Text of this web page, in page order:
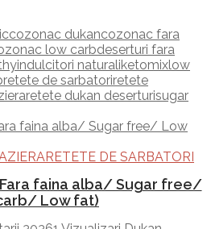
cozonac dukancozonac fara
low carbdeserturi fara
indulcitori naturaliketomixlow
retete de sarbatoriretete
retete dukan deserturisugar
RETETE DE SARBATORI
faina alba/ Sugar free/
Low fat)